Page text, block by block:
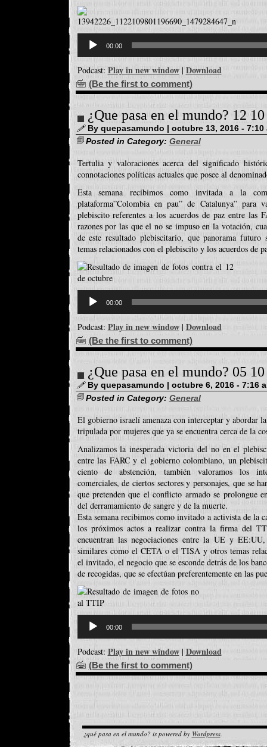
d'àudio
00:00
Podcast: Play in new window| Download
(Be the first to comment)
¿Que pasa en el mundo? 12
By quepasamundo | octubre 13, 2016 - 7:10
Posted in Category: General
Tertulia y valoraciones acerca del significado
connotaciones políticas actuales que posee al
Esta semana recibimos como invitada a la
plataforma”Colombia en pau” de Catalunya” para
plebiscito referentes a los acuerdos de paz entre las
razones por las que el no se impuso en la votación,
de este resultado plebiscitario, que panorama
temas relacionados con el plebiscito y los acuerdos de
d'àudio
00:00
Podcast: Play in new window| Download
(Be the first to comment)
¿Que pasa en el mundo? 05
By quepasamundo | octubre 6, 2016 - 7:16
Posted in Category: General
El gobierno israelí amenaza con interceptar y abordar
tripulada por mujeres que ya se encuentra cerca de la
Analizamos la inesperada victoria del no en el
entre las FARC y el gobierno colombiano, un
ciento de abstención, también valoramos los
comerciales, de ciertos sectores y personajes, que se
que pretenden que el conflicto armado se prolongue
del derramamiento de sangre y de la muerte.
Esta semana recibimos como invitado a activista de la
los próximos actos a realizar contra la firma del
encuentran las negociaciones entre la UE y
similares como el CETA o el TISA y otros temas
el invitado, el negocio que se esconde detrás de los
de recogidas, que se efectúan preferentemente en las
d'àudio
00:00
Podcast: Play in new window| Download
(Be the first to comment)
¿qué pasa en el mundo? is powered by Wordpress.